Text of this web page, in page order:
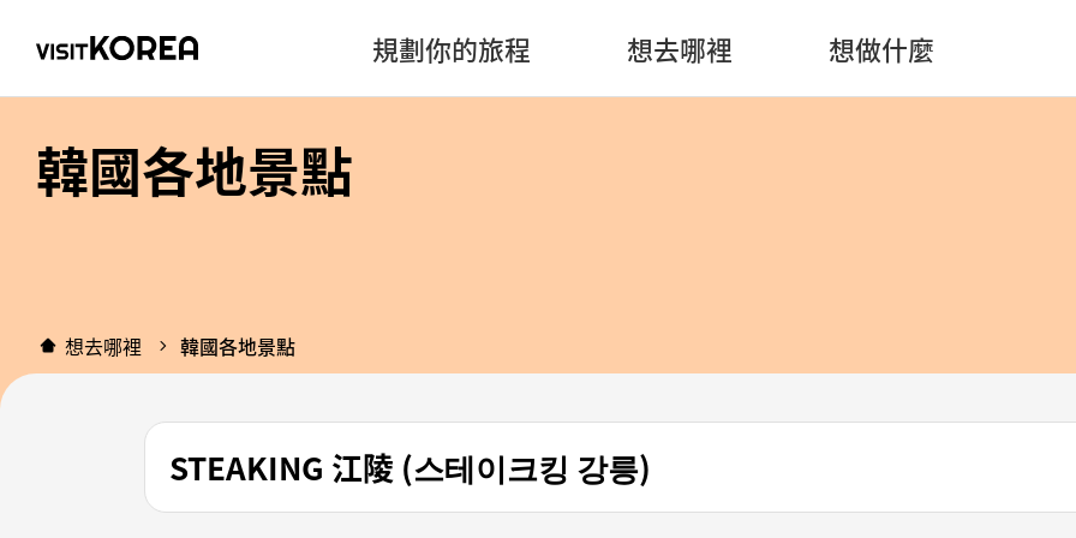
規劃你的旅程 想去哪裡 想做什麼
韓國各地景點
想去哪裡 韓國各地景點
STEAKING 江陵 (스테이크킹 강릉)